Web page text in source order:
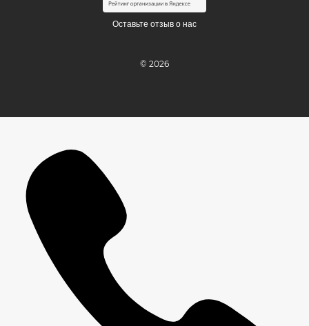
Оставьте отзыв о нас
© 2026